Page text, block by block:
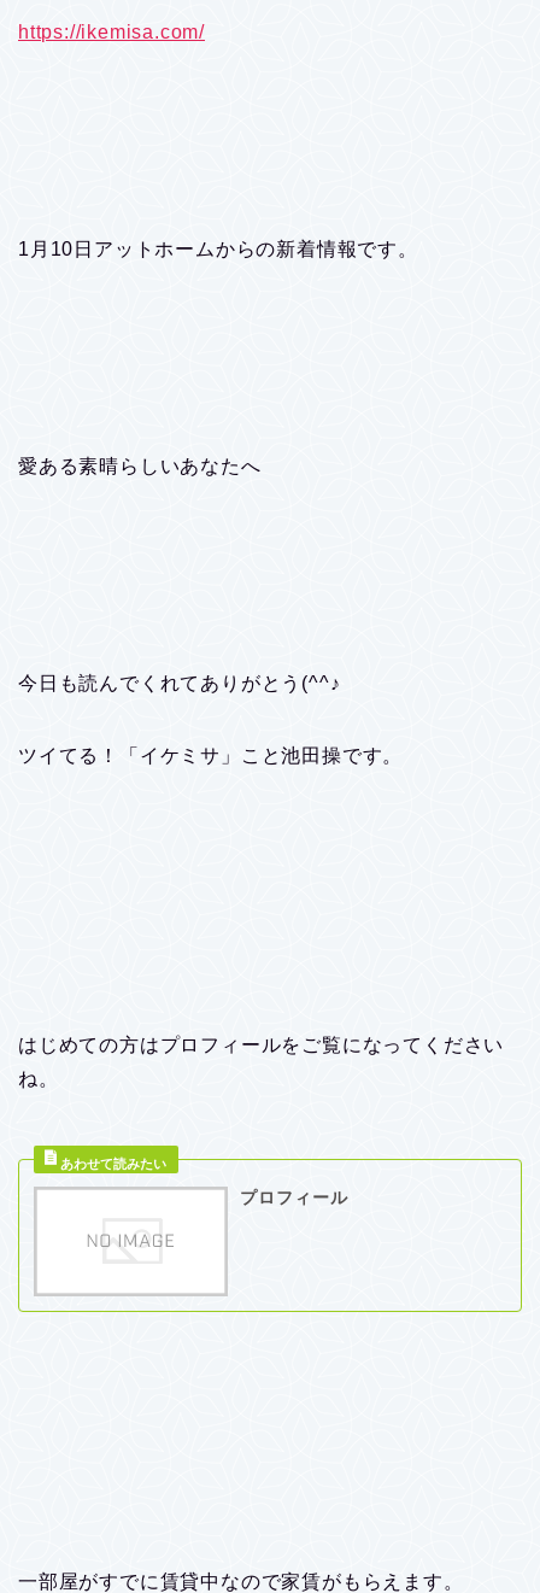
https://ikemisa.com/
1月10日アットホームからの新着情報です。
愛ある素晴らしいあなたへ
今日も読んでくれてありがとう(^^♪
ツイてる！「イケミサ」こと池田操です。
はじめての方はプロフィールをご覧になってください
ね。
プロフィール
一部屋がすでに賃貸中なので家賃がもらえます。